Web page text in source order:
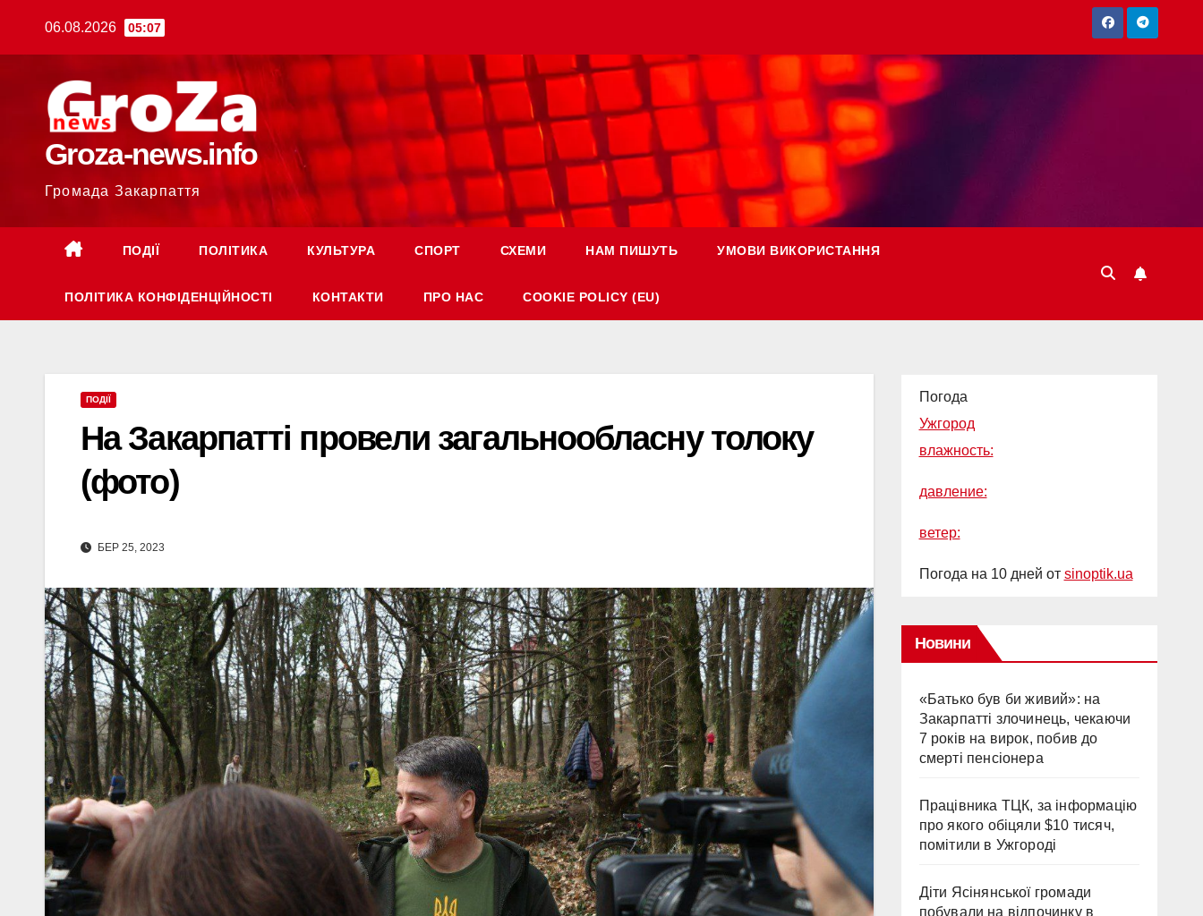
06.08.2026 05:07
Groza-news.info
Громада Закарпаття
ПОДІЇ ПОЛІТИКА КУЛЬТУРА СПОРТ СХЕМИ НАМ ПИШУТЬ УМОВИ ВИКОРИСТАННЯ
ПОЛІТИКА КОНФІДЕНЦІЙНОСТІ КОНТАКТИ ПРО НАС COOKIE POLICY (EU)
ПОДІЇ
На Закарпатті провели загальнообласну толоку
(фото)
БЕР 25, 2023
Погода
Ужгород
влажность:
давление:
ветер:
Погода на 10 дней от sinoptik.ua
Новини
«Батько був би живий»: на
Закарпатті злочинець, чекаючи
7 років на вирок, побив до
смерті пенсіонера
Працівника ТЦК, за інформацію
про якого обіцяли $10 тисяч,
помітили в Ужгороді
Діти Ясінянської громади
побували на відпочинку в